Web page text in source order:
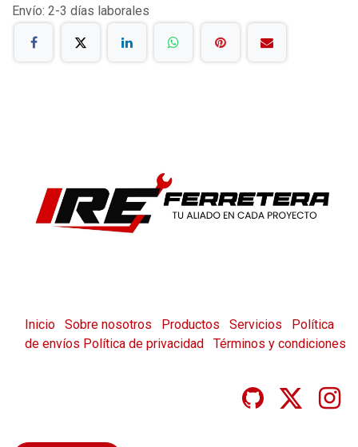
Envío: 2-3 días laborales
Inicio Sobre nosotros Productos Servicios
Política
de envíos Política de privacidad Términos y condiciones